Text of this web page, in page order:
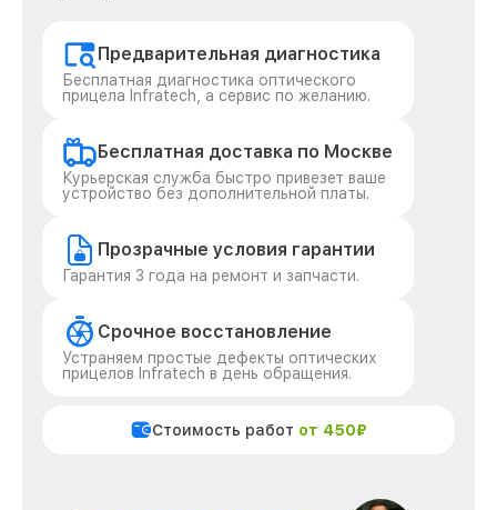
Предварительная диагностика
Бесплатная диагностика оптического
прицела Infratech, а сервис по желанию.
Бесплатная доставка по Москве
Курьерская служба быстро привезет ваше
устройство без дополнительной платы.
Прозрачные условия гарантии
Гарантия 3 года на ремонт и запчасти.
Срочное восстановление
Устраняем простые дефекты оптических
прицелов Infratech в день обращения.
Стоимость работ от 450₽